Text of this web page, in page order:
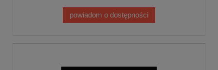
powiadom o dostępności